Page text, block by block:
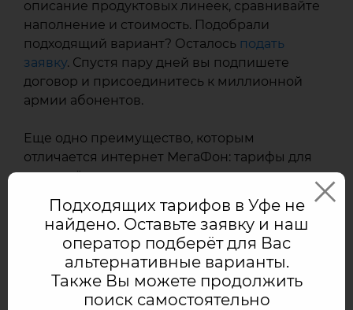
описание продуктовых линеек, сравнивайте
наполнение и стоимость. Подобрали
подходящий вариант? Осталось подать
заявку. Спустя пару дней вы подпишете
договор и присоединитесь к миллионной
армии абонентов.
Еще одно преимущество, которым
отличается интернет МегаФон: тарифы для
дома всё позволяют оплачивать через
единый счет. Не придется запоминать или
записывать разные реквизиты. Пополняйте
баланс в личном кабинете или приложении.
Подходящих тарифов в Уфе не
найдено. Оставьте заявку и наш
оператор подберёт для Вас
альтернативные варианты.
Также Вы можете продолжить
поиск самостоятельно